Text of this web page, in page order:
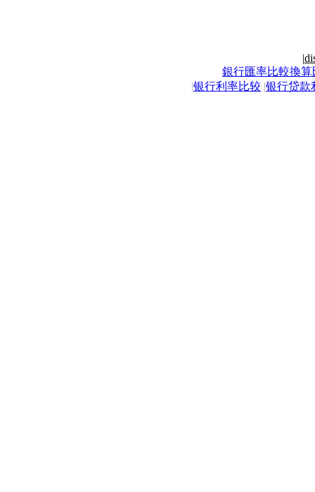
|
銀行匯率比較換算
|银行利率比较 |银行贷款